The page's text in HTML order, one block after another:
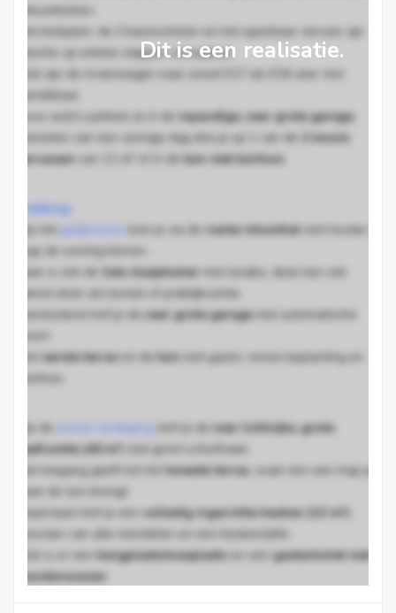
Dit is een realisatie.
Nieuwkerken,
het kerkplein, de 2 basisscholen en het openbaar vervoer zijn
slechts op enkele stappen verwijderd.
Ook zijn de invalswegen naar zowel E17 als E34 zeer vlot
bereikbaar.
Jouw auto’s parkeer je in de inpandige, zeer grote garage
Genieten van een zonnige dag doe je op 1 van de
2 mooie
terrassen
van 11 m² of in de tuin met tuinhuis
Indeling:
Op het
gelijkvloers kom je via de riante inkomhal met houten
trap de woning binnen,
daar is ook de
1ste slaapkamer
met lavabo, deze kan ook
dienst doen als bureel of praktijkruimte.
Aansluitend tref je de zeer grote garagemet automatische
poort.
Het eerste terrasen de tuin met gazon, mooie beplanting en
tuinhuis.
Op de eerste verdieping tref je de zeer lichtrijke, grote
leefruimte (44 m²
) met groot schuifraam
dat toegang geeft
tot het tweede terras , waar een een trap je
naar de tuin brengt.
Daarnaast tref je een
volledig ingerichte keuken (13 m²)
voorzien van alle toestellen en een keukentafel.
Ook is er een bergplaats/wasplaatsen eengastentoilet met
handenwasser